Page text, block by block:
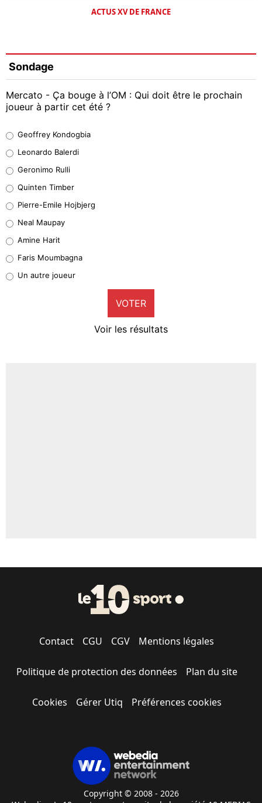
ACTUS XV DE FRANCE
Sondage
Mercato - Ça bouge à l’OM : Qui doit être le prochain
joueur à partir cet été ?
38%
32%
5%
1%
9%
Geoffrey Kondogbia
Leonardo Balerdi
Geronimo Rulli
Quinten Timber
Pierre-Emile Hojbjerg
Neal Maupay
Amine Harit
Faris Moumbagna
Un autre joueur
VOTER
Voir les résultats
Contact CGU CGV Mentions légales
Politique de protection des données Plan du site
Cookies Gérer Utiq Préférences cookies
Copyright © 2008 - 2026